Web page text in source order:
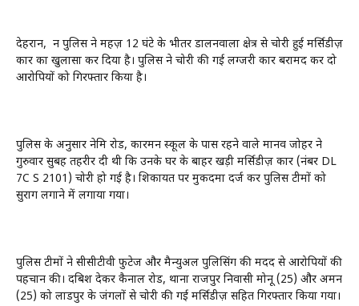
देहरादून, दून पुलिस ने महज़ 12 घंटे के भीतर डालनवाला क्षेत्र से चोरी हुई मर्सिडीज़
कार का खुलासा कर दिया है। पुलिस ने चोरी की गई लग्जरी कार बरामद कर दो
आरोपियों को गिरफ्तार किया है।
पुलिस के अनुसार नेमि रोड, कारमन स्कूल के पास रहने वाले मानव जोहर ने
गुरुवार सुबह तहरीर दी थी कि उनके घर के बाहर खड़ी मर्सिडीज़ कार (नंबर DL
7C S 2101) चोरी हो गई है। शिकायत पर मुकदमा दर्ज कर पुलिस टीमों को
सुराग लगाने में लगाया गया।
पुलिस टीमों ने सीसीटीवी फुटेज और मैन्युअल पुलिसिंग की मदद से आरोपियों की
पहचान की। दबिश देकर कैनाल रोड, थाना राजपुर निवासी मोनू (25) और अमन
(25) को लाडपुर के जंगलों से चोरी की गई मर्सिडीज़ सहित गिरफ्तार किया गया।